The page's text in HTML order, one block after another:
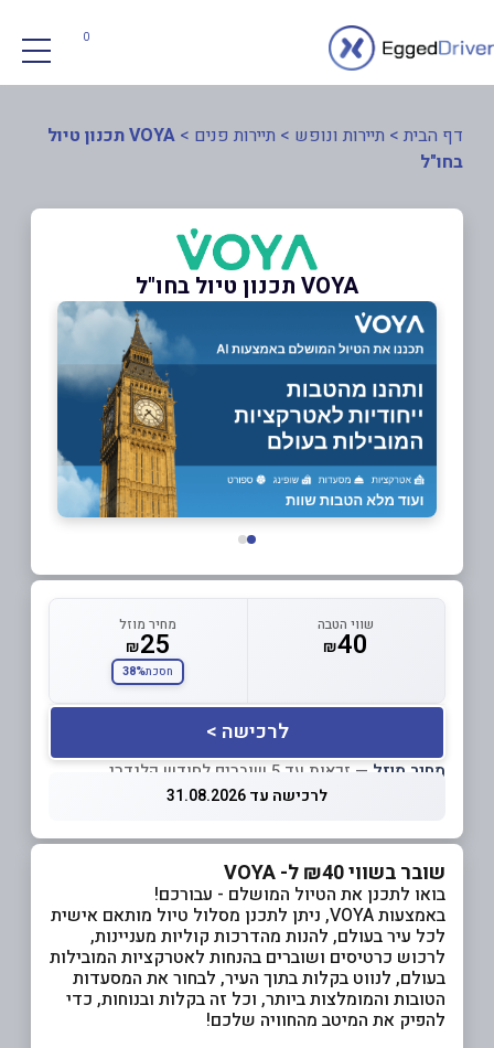
0
דף הבית > תיירות ונופש > תיירות פנים >
VOYA תכנון טיול
בחו"ל
VOYA תכנון טיול בחו"ל
שווי הטבה
₪40
מחיר מוזל
₪25
חסכת38%
לרכישה >
מחיר מוזל — זכאות עד 5 שוברים לחודש קלנדרי
לרכישה עד 31.08.2026
שובר בשווי ₪40 ל- VOYA
בואו לתכנן את הטיול המושלם - עבורכם!
באמצעות VOYA, ניתן לתכנן מסלול טיול מותאם אישית
לכל עיר בעולם, להנות מהדרכות קוליות מעניינות,
לרכוש כרטיסים ושוברים בהנחות לאטרקציות המובילות
בעולם, לנווט בקלות בתוך העיר, לבחור את המסעדות
הטובות והמומלצות ביותר, וכל זה בקלות ובנוחות, כדי
להפיק את המיטב מהחוויה שלכם!